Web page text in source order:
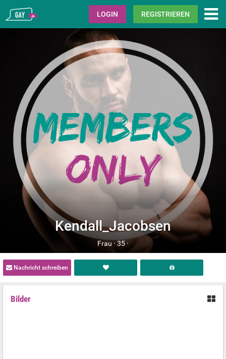
Gay.de LOGIN REGISTRIEREN
Kendall_Jacobsen
Frau · 35 ·
Nachricht schreiben
Bilder